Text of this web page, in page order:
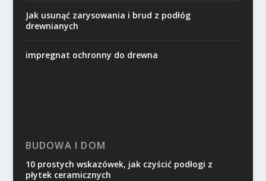
Jak usunąć zarysowania i brud z podłóg
drewnianych
impregnat ochronny do drewna
BUDOWA I DOM
10 prostych wskazówek, jak czyścić podłogi z
płytek ceramicznych